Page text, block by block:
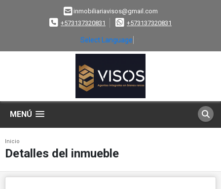
inmobiliariavisos@gmail.com
+573137320831
+573137320831
Select Language
MENÚ
Inicio
Detalles del inmueble